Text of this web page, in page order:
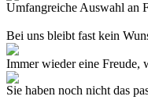
Umfangreiche Auswahl an
Bei uns bleibt fast kein
Immer wieder eine Freude,
Sie haben noch nicht das